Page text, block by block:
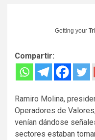
Getting your
Compartir:
Ramiro Molina,
Operadores de
venían dándose
sectores estaban